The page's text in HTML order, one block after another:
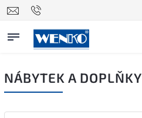
NÁBYTEK A DOPLŇKY